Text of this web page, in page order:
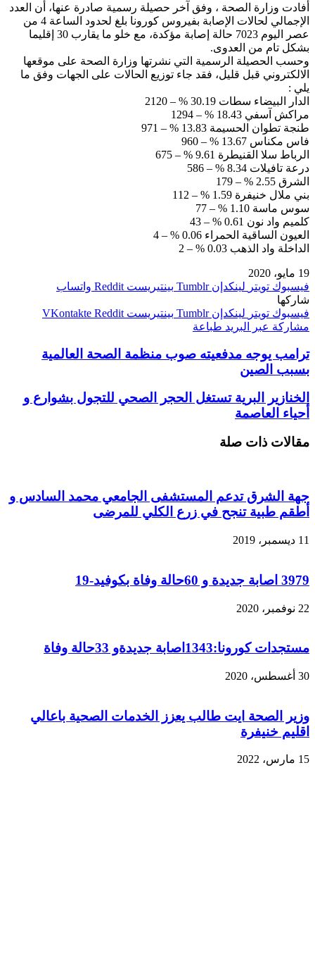
أفادت وزارة الصحة ، وفق آخر حصيلة رسمية صادرة عنها، أن العدد
الإجمالي لحالات الإصابة بفيروس كورونا بلغ لحدود الساعة 4 من
عصر اليوم 7023 حالة إصابة مؤكدة، مع خلو ما يقارب 30 إقليما
بشكل تام من العدوى.
وحسب الحصيلة الرسمية التي نشرتها وزارة الصحة على موقعها
الالكتروني قبل قليل، فقد جاء توزيع الحالات على الجهات وفق ما
يلي :
الدار البيضاء سطات 30.19 % – 2120
مراكش آسفي 18.43 % – 1294
طنجة تطوان الحسيمة 13.83 % – 971
فاس مكناس 13.67 % – 960
الرباط سلا القنيطرة 9.61 % – 675
درعة تافيلات 8.34 % – 586
الشرق 2.55 % – 179
بني ملال خنيفرة 1.59 % – 112
سوس ماسة 1.10 % – 77
كلميم واد نون 0.61 % – 43
العيون الساقية الحمراء 0.06 % – 4
الداخلة واد الذهب 0.03 % – 2
19 مايو، 2020
فيسبوك تويتر لينكدإن بينتيريست
واتساب
شاركها
فيسبوك تويتر لينكدإن بينتيريست
مشاركة عبر البريد طباعة
ترامب يوجه مدفعيته صوب منظمة الصحة العالمية
بسبب الصين
الخنازير البرية تستغل الحجر الصحي للتجول بشوارع و
أحياء العاصمة
مقالات ذات صلة
جهة الشرق تدعم المستشفى الجامعي محمد السادس و
أطقم طبية تنجح في زرع الكلي للمرضى
11 ديسمبر، 2019
3979 اصابة جديدة و 60حالة وفاة بكوفيد-19
22 نوفمبر، 2020
مستجدات كورونا:1343اصابة جديدةو 33حالة وفاة
30 أغسطس، 2020
وزير الصحة ايت طالب يعزز الخدمات الصحية باعالي
اقليم خنيفرة
15 مارس، 2022